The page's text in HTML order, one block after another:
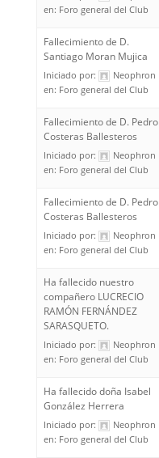
en: Foro general del Club
Fallecimiento de D.
Santiago Moran Mujica
Iniciado por:
Neophron
en: Foro general del Club
Fallecimiento de D. Pedro
Costeras Ballesteros
Iniciado por:
Neophron
en: Foro general del Club
Fallecimiento de D. Pedro
Costeras Ballesteros
Iniciado por:
Neophron
en: Foro general del Club
Ha fallecido nuestro
compañero LUCRECIO
RAMÓN FERNÁNDEZ
SARASQUETO.
Iniciado por:
Neophron
en: Foro general del Club
Ha fallecido doña Isabel
González Herrera
Iniciado por:
Neophron
en: Foro general del Club